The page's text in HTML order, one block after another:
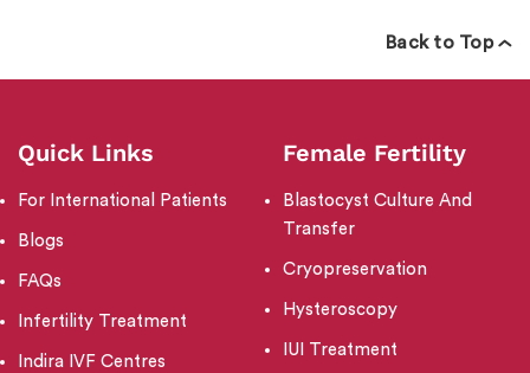
Back to Top
Quick Links
For International Patients
Blogs
FAQs
Infertility Treatment
Indira IVF Centres
Female Fertility
Blastocyst Culture And
Transfer
Cryopreservation
Hysteroscopy
IUI Treatment